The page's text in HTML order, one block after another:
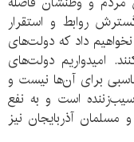
روابط و استقرار
داد که دولت‌های
امیدواریم دولت‌های
برای آن‌ها نیست و
است و به نفع
آذربایجان نیز